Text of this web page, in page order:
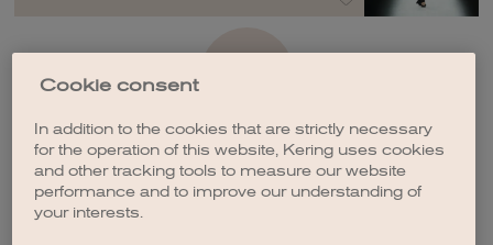
Cookie consent
In addition to the cookies that are strictly necessary
for the operation of this website, Kering uses cookies
and other tracking tools to measure our website
performance and to improve our understanding of
your interests.